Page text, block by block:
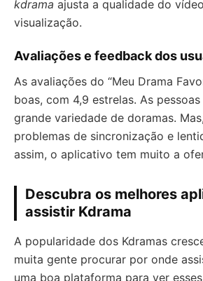
kdrama ajusta a qualidade do
visualização.
Avaliações e feedback dos
As avaliações do “Meu Drama
boas, com 4,9 estrelas. As
grande variedade de doramas.
problemas de sincronização e
assim, o aplicativo tem muito a
Descubra os melhores
assistir Kdrama
A popularidade dos Kdramas
muita gente procurar por onde
uma boa plataforma para ver